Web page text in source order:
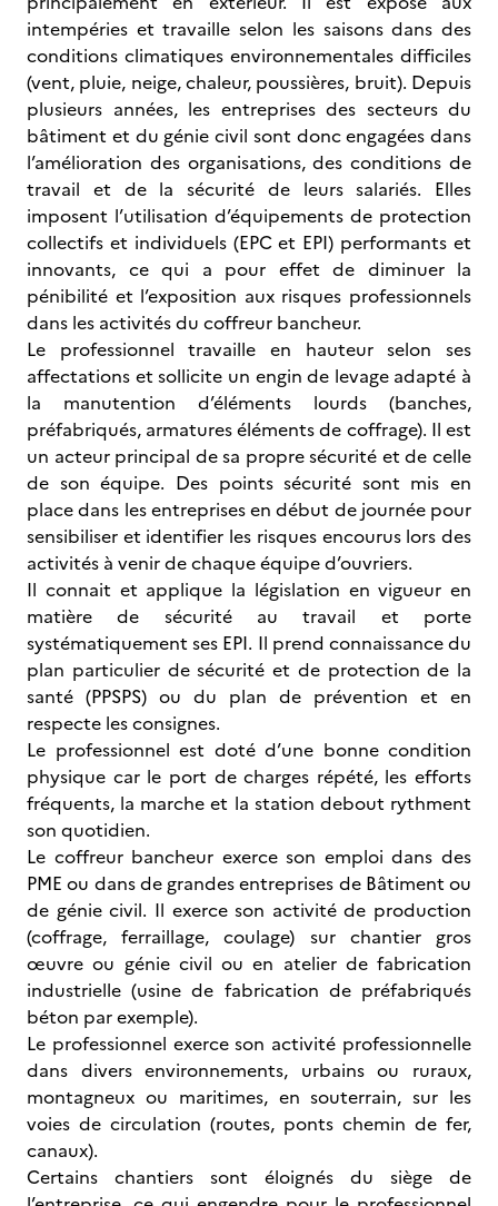
intempéries et travaille selon les saisons dans des
conditions climatiques environnementales difficiles
(vent, pluie, neige, chaleur, poussières, bruit). Depuis
plusieurs années, les entreprises des secteurs du
bâtiment et du génie civil sont donc engagées dans
l’amélioration des organisations, des conditions de
travail et de la sécurité de leurs salariés. Elles
imposent l’utilisation d’équipements de protection
collectifs et individuels (EPC et EPI) performants et
innovants, ce qui a pour effet de diminuer la
pénibilité et l’exposition aux risques professionnels
dans les activités du coffreur bancheur.
Le professionnel travaille en hauteur selon ses
affectations et sollicite un engin de levage adapté à
la manutention d’éléments lourds (banches,
préfabriqués, armatures éléments de coffrage). Il est
un acteur principal de sa propre sécurité et de celle
de son équipe. Des points sécurité sont mis en
place dans les entreprises en début de journée pour
sensibiliser et identifier les risques encourus lors des
activités à venir de chaque équipe d’ouvriers.
Il connait et applique la législation en vigueur en
matière de sécurité au travail et porte
systématiquement ses EPI. Il prend connaissance du
plan particulier de sécurité et de protection de la
santé (PPSPS) ou du plan de prévention et en
respecte les consignes.
Le professionnel est doté d’une bonne condition
physique car le port de charges répété, les efforts
fréquents, la marche et la station debout rythment
son quotidien.
Le coffreur bancheur exerce son emploi dans des
PME ou dans de grandes entreprises de Bâtiment ou
de génie civil. Il exerce son activité de production
(coffrage, ferraillage, coulage) sur chantier gros
œuvre ou génie civil ou en atelier de fabrication
industrielle (usine de fabrication de préfabriqués
béton par exemple).
Le professionnel exerce son activité professionnelle
dans divers environnements, urbains ou ruraux,
montagneux ou maritimes, en souterrain, sur les
voies de circulation (routes, ponts chemin de fer,
canaux).
Certains chantiers sont éloignés du siège de